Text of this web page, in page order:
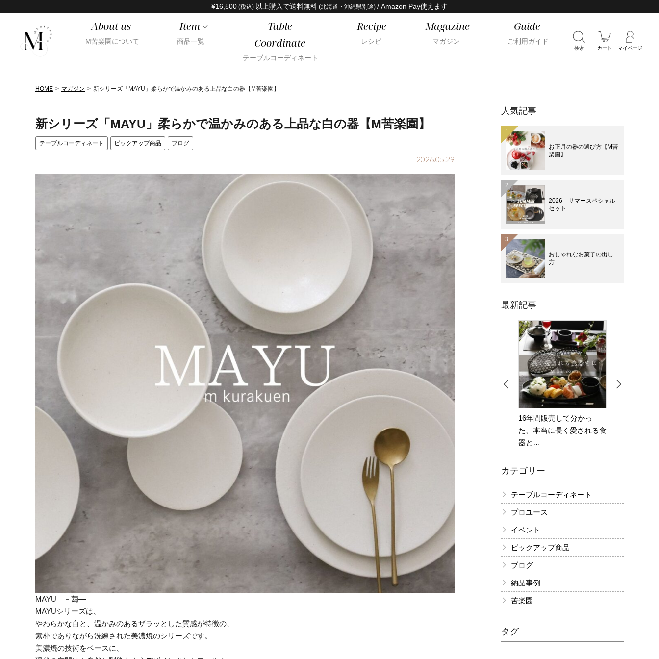
¥16,500 (税込) 以上購入で送料無料 (北海道・沖縄県別途) / Amazon Pay使えます
About us
M苦楽園について
Item
商品一覧
Table
Coordinate
テーブルコーディネート
Recipe
レシピ
Magazine
マガジン
Guide
ご利用ガイド
検索 カート マイページ
HOME マガジン 新シリーズ「MAYU」柔らかで温かみのある上品な白の器【M苦楽園】
新シリーズ「MAYU」柔らかで温かみのある上品な白の器【M苦楽園】
テーブルコーディネート ピックアップ商品 ブログ
2026.05.29
MAYU －繭―
MAYUシリーズは、
やわらかな白と、温かみのあるザラッとした質感が特徴の、
素朴でありながら洗練された美濃焼のシリーズです。
美濃焼の技術をベースに、
人気記事
お正月の器の選び方【M苦
楽園】
2026 サマースペシャル
セット
おしゃれなお菓子の出し
方
最新記事
【2026年上半期】M苦楽園
人気ランキング｜みんな…
2026 サマースペシャル
16年間販売して分かっ
た、本当に長く愛される食
【2026年上半期】M苦楽園
人気ランキング｜みんな…
カテゴリー
テーブルコーディネート
プロユース
イベント
ピックアップ商品
ブログ
納品事例
苦楽園
タグ